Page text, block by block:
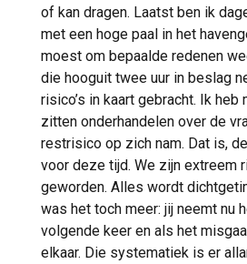
of kan dragen. Laatst ben ik
met een hoge paal in het
moest om bepaalde redenen
die hooguit twee uur in beslag
risico’s in kaart gebracht. Ik heb
zitten onderhandelen over de
restrisico op zich nam. Dat is,
voor deze tijd. We zijn extreem
geworden. Alles wordt
was het toch meer: jij neemt nu
volgende keer en als het
elkaar. Die systematiek is er